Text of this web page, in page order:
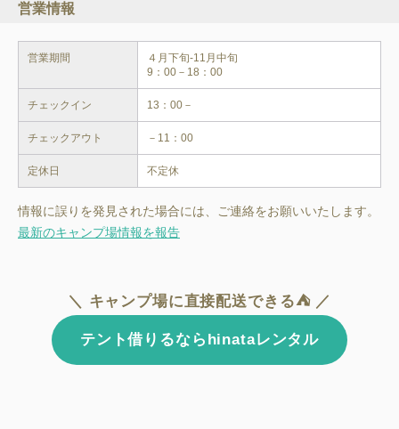
営業情報
営業期間
４月下旬‐11月中旬
9：00－18：00
チェックイン 13：00－
チェックアウト －11：00
定休日 不定休
情報に誤りを発見された場合には、ご連絡をお願いいたします。
最新のキャンプ場情報を報告
＼ キャンプ場に直接配送できる⛺ ／
テント借りるならhinataレンタル